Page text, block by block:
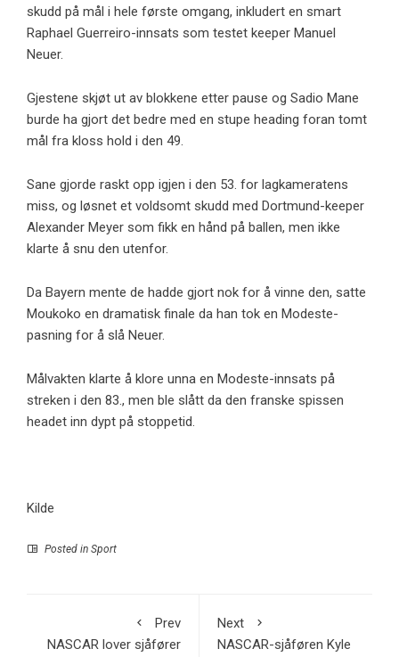
skudd på mål i hele første omgang, inkludert en smart
Raphael Guerreiro-innsats som testet keeper Manuel
Neuer.
Gjestene skjøt ut av blokkene etter pause og Sadio Mane
burde ha gjort det bedre med en stupe heading foran tomt
mål fra kloss hold i den 49.
Sane gjorde raskt opp igjen i den 53. for lagkameratens
miss, og løsnet et voldsomt skudd med Dortmund-keeper
Alexander Meyer som fikk en hånd på ballen, men ikke
klarte å snu den utenfor.
Da Bayern mente de hadde gjort nok for å vinne den, satte
Moukoko en dramatisk finale da han tok en Modeste-
pasning for å slå Neuer.
Målvakten klarte å klore unna en Modeste-innsats på
streken i den 83., men ble slått da den franske spissen
headet inn dypt på stoppetid.
Kilde
Posted in Sport
Prev
NASCAR lover sjåfører
Next
NASCAR-sjåføren Kyle